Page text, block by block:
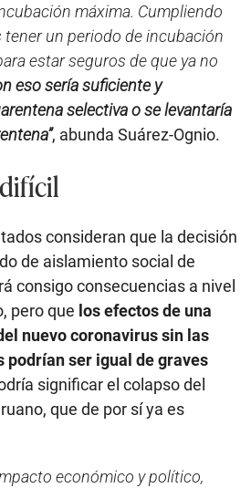
máxima. Cumpliendo
tener un periodo de incubación
estar seguros de que ya no
eso sería suficiente y
selectiva o se levantaría
, abunda Suárez-Ognio.
consideran que la decisión
de aislamiento social de
consigo consecuencias a nivel
pero que los efectos de una
nuevo coronavirus sin las
podrían ser igual de graves
significar el colapso del
que de por sí ya es
económico y político,